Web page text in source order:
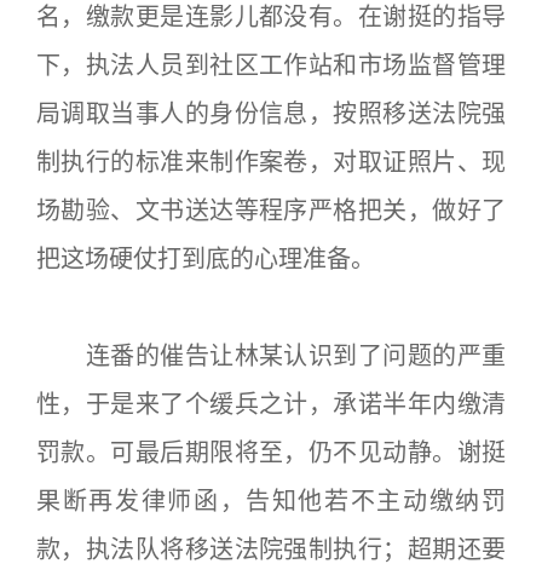
名，缴款更是连影儿都没有。在谢挺的指导
下，执法人员到社区工作站和市场监督管理
局调取当事人的身份信息，按照移送法院强
制执行的标准来制作案卷，对取证照片、现
场勘验、文书送达等程序严格把关，做好了
把这场硬仗打到底的心理准备。
连番的催告让林某认识到了问题的严重
性，于是来了个缓兵之计，承诺半年内缴清
罚款。可最后期限将至，仍不见动静。谢挺
果断再发律师函，告知他若不主动缴纳罚
款，执法队将移送法院强制执行；超期还要